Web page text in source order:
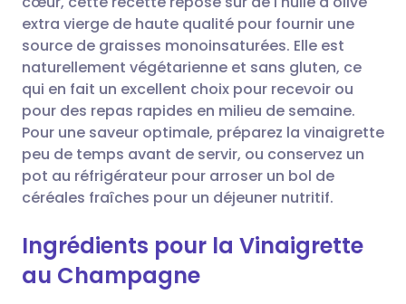
Copier le lien
extra vierge de haute qualité pour fournir une
source de graisses monoinsaturées. Elle est
naturellement végétarienne et sans gluten, ce
qui en fait un excellent choix pour recevoir ou
pour des repas rapides en milieu de semaine.
Pour une saveur optimale, préparez la vinaigrette
peu de temps avant de servir, ou conservez un
pot au réfrigérateur pour arroser un bol de
céréales fraîches pour un déjeuner nutritif.
Ingrédients pour la Vinaigrette
au Champagne